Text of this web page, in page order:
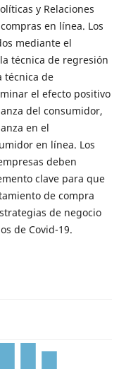
y Relaciones
en línea. Los
mediante el
técnica de regresión
técnica de
el efecto positivo
del consumidor,
en el
en línea. Los
deben
clave para que
de compra
de negocio
de Covid-19.